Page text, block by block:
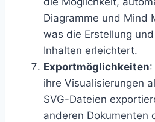
Diagramme und Mind
was die Erstellung
Inhalten erleichtert.
Exportmöglichkeiten
ihre Visualisierungen
SVG-Dateien
anderen Dokumenten